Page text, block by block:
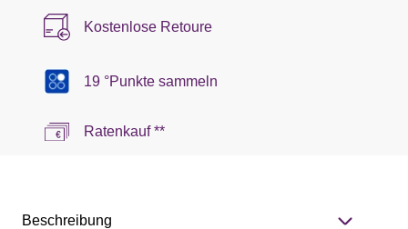
Kostenlose Retoure
19 °Punkte sammeln
Ratenkauf **
Beschreibung